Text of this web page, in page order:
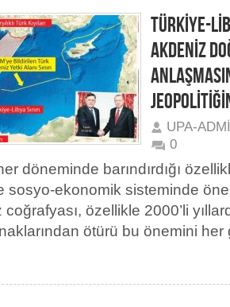
TÜRKİYE-
AKDENİZ
UPA-
0
döneminde barındırdığı
sosyo-ekonomik sisteminde
özellikle 2000’li
ötürü bu önemini